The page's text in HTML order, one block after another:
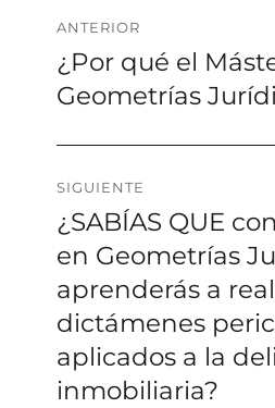
Navegación
de
ANTERIOR
Entrada
anterior:
¿Por qué el
Geometrías
SIGUIENTE
Siguiente
entrada:
¿SABÍAS QUE
en Geometrías
aprenderás a
dictámenes
aplicados a la
inmobiliaria?